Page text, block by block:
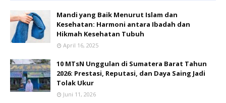
Mandi yang Baik Menurut Islam dan
Kesehatan: Harmoni antara Ibadah dan
Hikmah Kesehatan Tubuh
April 16, 2025
10 MTsN Unggulan di Sumatera Barat Tahun
2026: Prestasi, Reputasi, dan Daya Saing Jadi
Tolak Ukur
Juni 11, 2026